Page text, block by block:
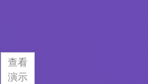
查看
演示